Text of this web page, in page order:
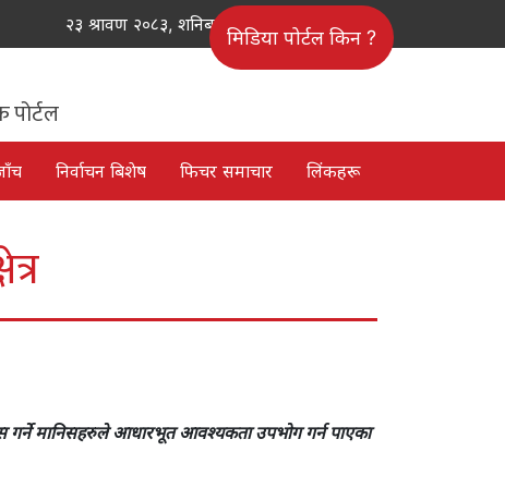
२३ श्रावण २०८३, शनिबार
मिडिया पोर्टल किन ?
निर्वाचन बिशेष फिचर समाचार लिंकहरू
गर्ने मानिसहरुले आधारभूत आवश्यकता उपभोग गर्न पाएका